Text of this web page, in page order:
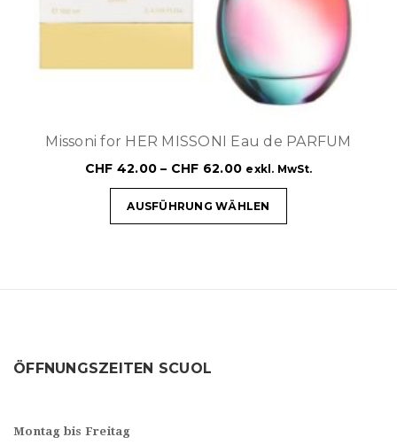
Missoni for HER MISSONI Eau de PARFUM
CHF 42.00 – CHF 62.00 exkl. MwSt.
AUSFÜHRUNG WÄHLEN
ÖFFNUNGSZEITEN SCUOL
Montag bis Freitag